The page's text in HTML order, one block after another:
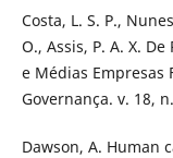
Costa, L. S. P.,
O., Assis, P. A. X.
e Médias Empresas
Governança. v. 18,
Dawson, A. Human